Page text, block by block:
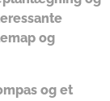
og
og et